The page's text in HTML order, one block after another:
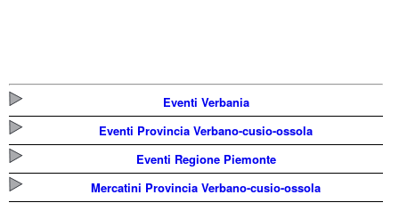
Eventi Verbania
Eventi Provincia Verbano-cusio-ossola
Eventi Regione Piemonte
Mercatini Provincia Verbano-cusio-ossola